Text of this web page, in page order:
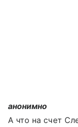
анонимно
А что на счет